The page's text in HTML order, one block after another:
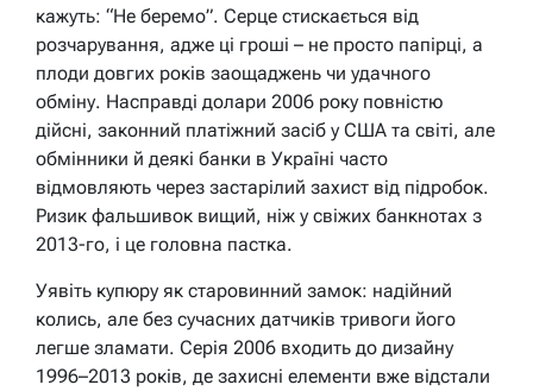
кажуть: “Не беремо”. Серце стискається від
розчарування, адже ці гроші – не просто папірці, а
плоди довгих років заощаджень чи удачного
обміну. Насправді долари 2006 року повністю
дійсні, законний платіжний засіб у США та світі, але
обмінники й деякі банки в Україні часто
відмовляють через застарілий захист від підробок.
Ризик фальшивок вищий, ніж у свіжих банкнотах з
2013-го, і це головна пастка.
Уявіть купюру як старовинний замок: надійний
колись, але без сучасних датчиків тривоги його
легше зламати. Серія 2006 входить до дизайну
1996–2013 років, де захисні елементи вже відстали